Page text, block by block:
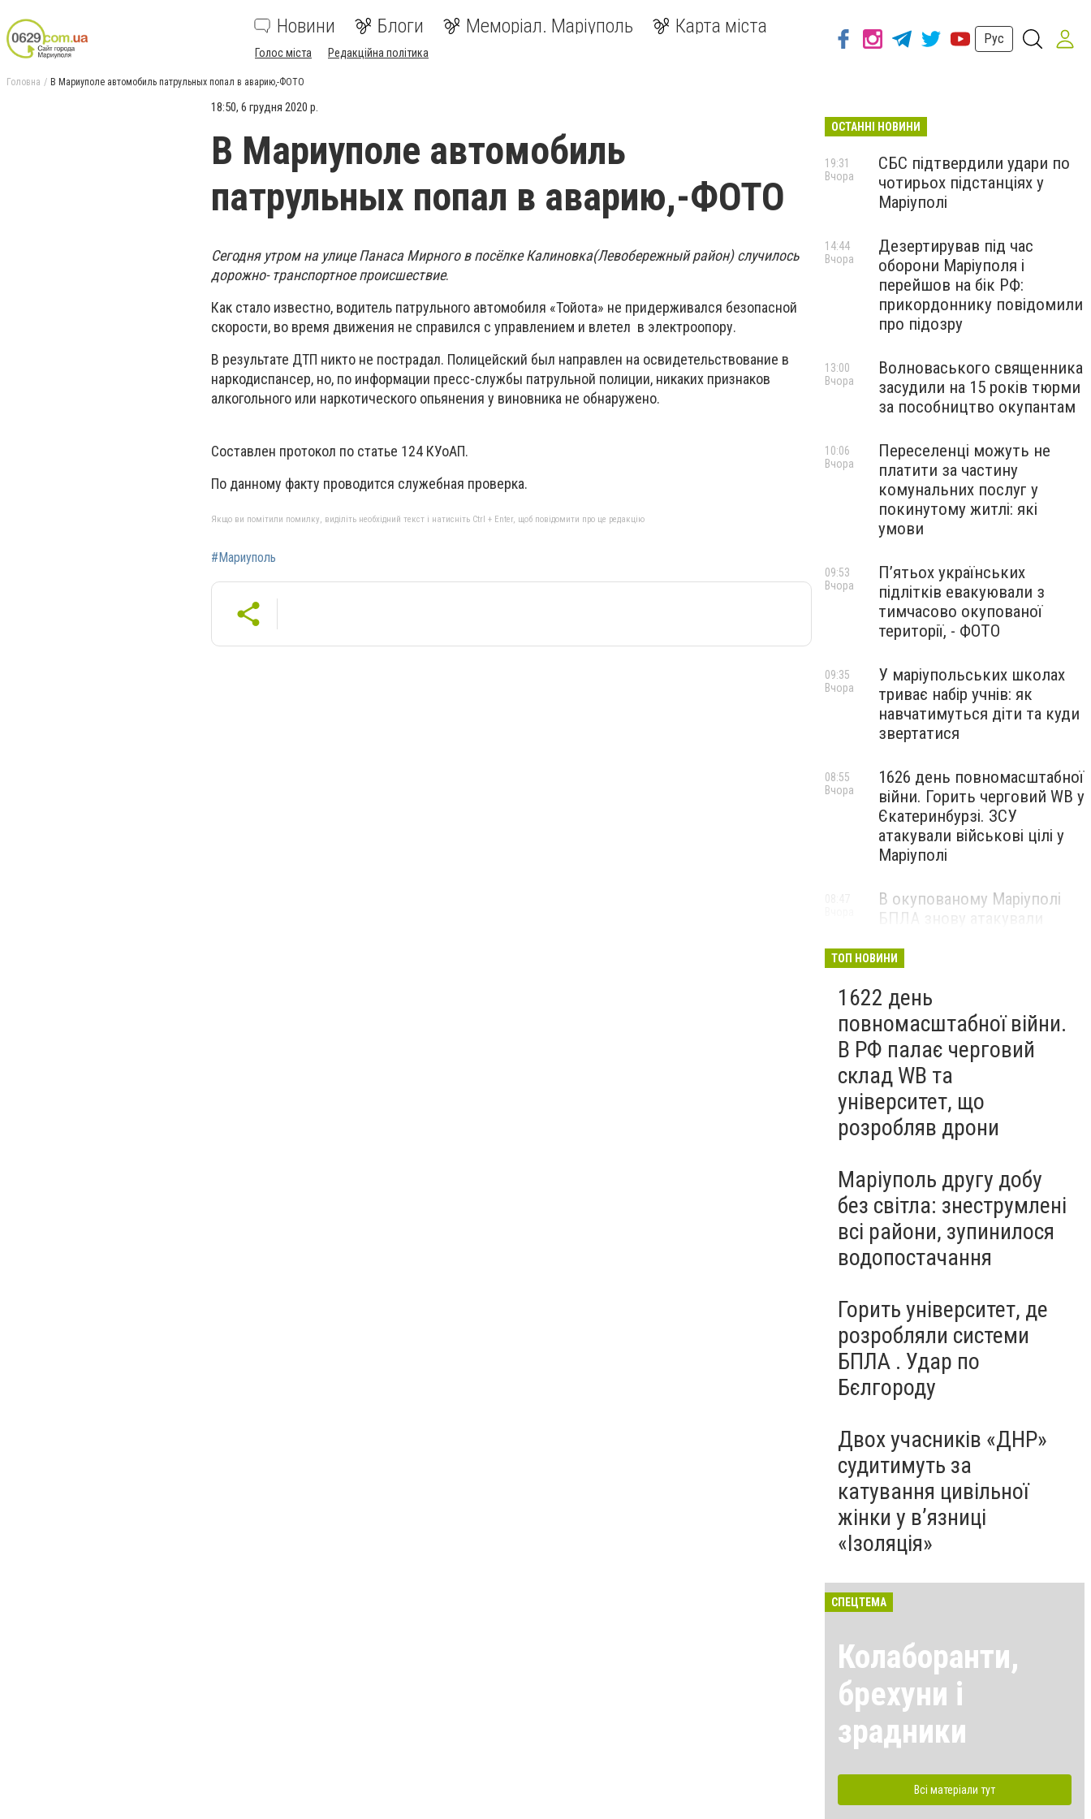
Новини Блоги Меморіал. Маріуполь Карта міста
Голос міста Редакційна політика
Рус
Головна В Мариуполе автомобиль патрульных попал в аварию,-ФОТО
18:50, 6 грудня 2020 р.
В Мариуполе автомобиль
патрульных попал в аварию,-ФОТО
Сегодня утром на улице Панаса Мирного в посёлке Калиновка(Левобережный район) случилось
дорожно- транспортное происшествие.
Как стало известно, водитель патрульного автомобиля «Тойота» не придерживался безопасной
скорости, во время движения не справился с управлением и влетел в электроопору.
В результате ДТП никто не пострадал. Полицейский был направлен на освидетельствование в
наркодиспансер, но, по информации пресс-службы патрульной полиции, никаких признаков
алкогольного или наркотического опьянения у виновника не обнаружено.
Составлен протокол по статье 124 КУоАП.
По данному факту проводится служебная проверка.
Якщо ви помітили помилку, виділіть необхідний текст і натисніть Ctrl + Enter, щоб повідомити про це редакцію
#Мариуполь
ОСТАННІ НОВИНИ
СБС підтвердили удари по
чотирьох підстанціях у
Маріуполі
19:31
Вчора
Дезертирував під час
оборони Маріуполя і
перейшов на бік РФ:
прикордоннику повідомили
про підозру
14:44
Вчора
Волноваського священника
засудили на 15 років тюрми
за пособництво окупантам
13:00
Вчора
Переселенці можуть не
платити за частину
комунальних послуг у
покинутому житлі: які
умови
10:06
Вчора
П’ятьох українських
підлітків евакуювали з
тимчасово окупованої
території, - ФОТО
09:53
Вчора
У маріупольських школах
триває набір учнів: як
навчатимуться діти та куди
звертатися
09:35
Вчора
1626 день повномасштабної
війни. Горить черговий WB у
Єкатеринбурзі. ЗСУ
атакували військові цілі у
Маріуполі
08:55
Вчора
В окупованому Маріуполі
БПЛА знову атакували
— ВІДЕО
ТОП НОВИНИ
1622 день
повномасштабної війни.
В РФ палає черговий
склад WB та
університет, що
розробляв дрони
Маріуполь другу добу
без світла: знеструмлені
всі райони, зупинилося
водопостачання
Горить університет, де
розробляли системи
БПЛА . Удар по
Бєлгороду
Двох учасників «ДНР»
судитимуть за
катування цивільної
жінки у в’язниці
«Ізоляція»
СПЕЦТЕМА
Колаборанти,
брехуни і
зрадники
Всі матеріали тут